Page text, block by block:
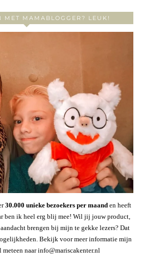
MET MAMABLOGGER? LEUK!
30.000 unieke bezoekers per maanden heeft
ben ik heel erg blij mee! Wil jij jouw product,
brengen bij mijn te gekke lezers? Dat
Bekijk voor meer informatie mijn
naar info@mariscakenter.nl